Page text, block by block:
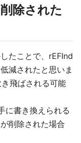
除された
たことで、rEFInd
減されたと思いま
飛ばされる可能
に書き換えられる
削除された場合